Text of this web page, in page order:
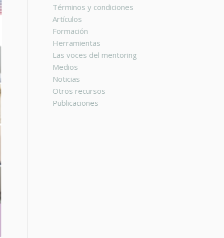
Términos y condiciones
Artículos
Formación
Herramientas
Las voces del mentoring
Medios
Noticias
Otros recursos
Publicaciones